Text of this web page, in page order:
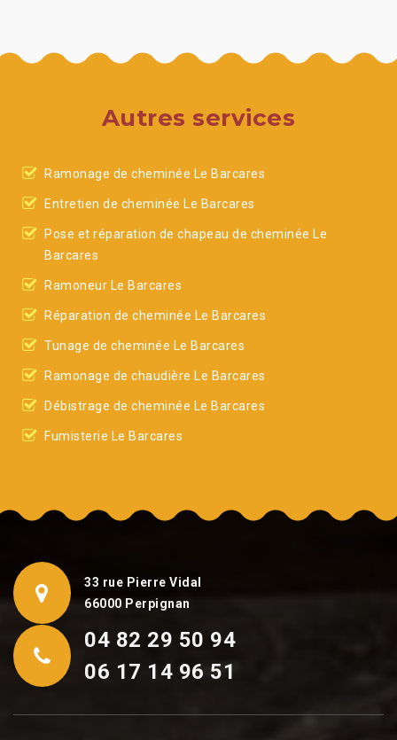
Autres services
Ramonage de cheminée Le Barcares
Entretien de cheminée Le Barcares
Pose et réparation de chapeau de cheminée Le
Barcares
Ramoneur Le Barcares
Réparation de cheminée Le Barcares
Tunage de cheminée Le Barcares
Ramonage de chaudière Le Barcares
Débistrage de cheminée Le Barcares
Fumisterie Le Barcares
33 rue Pierre Vidal
66000 Perpignan
04 82 29 50 94
06 17 14 96 51